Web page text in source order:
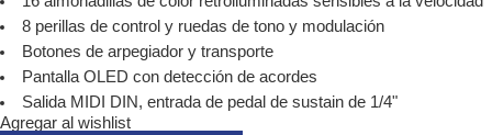
8 perillas de control y ruedas de tono y modulación
Botones de arpegiador y transporte
Pantalla OLED con detección de acordes
Salida MIDI DIN, entrada de pedal de sustain de 1/4"
Agregar al wishlist